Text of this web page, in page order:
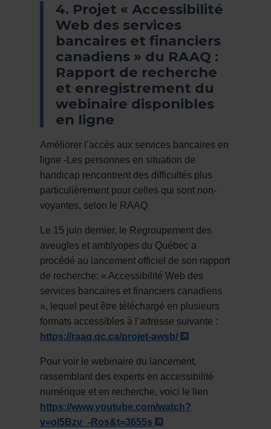
4. Projet « Accessibilité
Web des services
bancaires et financiers
canadiens » du RAAQ :
Rapport de recherche
et enregistrement du
webinaire disponibles
en ligne
Améliorer l’accès aux services bancaires en
ligne -Les personnes en situation de
handicap rencontrent des difficultés plus
particulièrement pour celles qui sont non-
voyantes, selon le RAAQ
Le 15 juin dernier, le Regroupement des
aveugles et amblyopes du Québec a
procédé au lancement officiel de son rapport
de recherche: « Accessibilité Web des
services bancaires et financiers canadiens
», lequel peut être téléchargé en plusieurs
formats accessibles à l’adresse suivante :
https://raaq.qc.ca/projet-awsb/
- Cet hyperlien
Pour voir le webinaire du lancement,
rassemblant des experts en accessibilité
numérique et en recherche, voici le lien
https://www.youtube.com/watch?
v=ol5Bzv_-Ros&t=3655s
- Cet hyperlien